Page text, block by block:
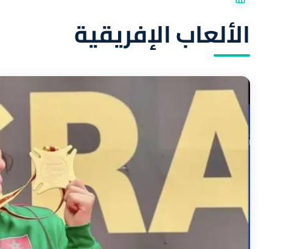
الألعاب الإفريقية